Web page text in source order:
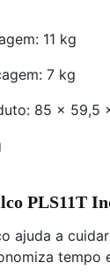
11 kg
7 kg
85 x 59,5
PLS11T
ajuda a
tempo